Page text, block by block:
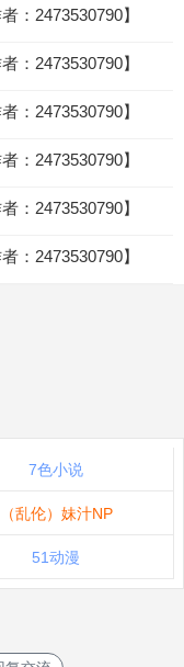
：2473530790】
：2473530790】
：2473530790】
：2473530790】
：2473530790】
：2473530790】
7色小说
（乱伦）妹汁NP
51动漫